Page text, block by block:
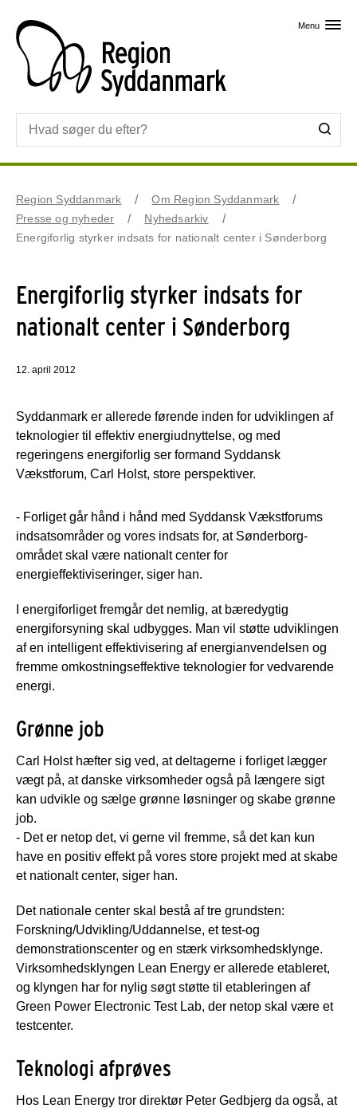
Menu
Region Syddanmark
Om Region Syddanmark
Presse og nyheder
Nyhedsarkiv
Energiforlig styrker indsats for nationalt center i Sønderborg
Energiforlig styrker indsats for
nationalt center i Sønderborg
12. april 2012
Syddanmark er allerede førende inden for udviklingen af
teknologier til effektiv energiudnyttelse, og med
regeringens energiforlig ser formand Syddansk
Vækstforum, Carl Holst, store perspektiver.
- Forliget går hånd i hånd med Syddansk Vækstforums
indsatsområder og vores indsats for, at Sønderborg-
området skal være nationalt center for
energieffektiviseringer, siger han.
I energiforliget fremgår det nemlig, at bæredygtig
energiforsyning skal udbygges. Man vil støtte udviklingen
af en intelligent effektivisering af energianvendelsen og
fremme omkostningseffektive teknologier for vedvarende
energi.
Grønne job
Carl Holst hæfter sig ved, at deltagerne i forliget lægger
vægt på, at danske virksomheder også på længere sigt
kan udvikle og sælge grønne løsninger og skabe grønne
job.
- Det er netop det, vi gerne vil fremme, så det kan kun
have en positiv effekt på vores store projekt med at skabe
et nationalt center, siger han.
Det nationale center skal bestå af tre grundsten:
Forskning/Udvikling/Uddannelse, et test-og
demonstrationscenter og en stærk virksomhedsklynge.
Virksomhedsklyngen Lean Energy er allerede etableret,
og klyngen har for nylig søgt støtte til etableringen af
Green Power Electronic Test Lab, der netop skal være et
testcenter.
Teknologi afprøves
Hos Lean Energy tror direktør Peter Gedbjerg da også, at